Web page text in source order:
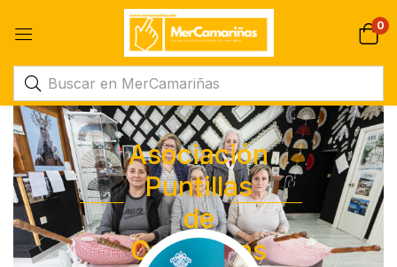
0
Asociación
Puntillas
de
Camarinas